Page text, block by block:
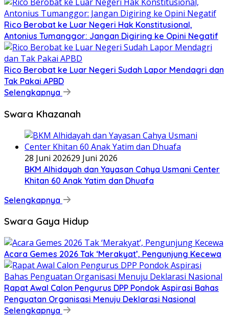
Rico Berobat ke Luar Negeri Hak Konstitusional,
Antonius Tumanggor: Jangan Digiring ke Opini Negatif
Rico Berobat ke Luar Negeri Sudah Lapor Mendagri dan
Tak Pakai APBD
Selengkapnya
Swara Khazanah
28 Juni 202629 Juni 2026
BKM Alhidayah dan Yayasan Cahya Usmani Center
Khitan 60 Anak Yatim dan Dhuafa
Selengkapnya
Swara Gaya Hidup
Acara Gemes 2026 Tak ‘Merakyat’, Pengunjung Kecewa
Rapat Awal Calon Pengurus DPP Pondok Aspirasi Bahas
Penguatan Organisasi Menuju Deklarasi Nasional
Selengkapnya